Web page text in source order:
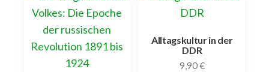
Alltagskultur in der
DDR
9,90€